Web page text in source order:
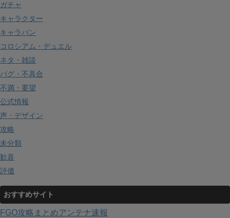
ガチャ
キャラクター
キャラバン
コロシアム・デュエル
ネタ・雑談
バグ・不具合
不満・要望
公式情報
声・デザイン
攻略
未分類
歓喜
評価
おすすめサイト
FGO攻略まとめアンテナ速報